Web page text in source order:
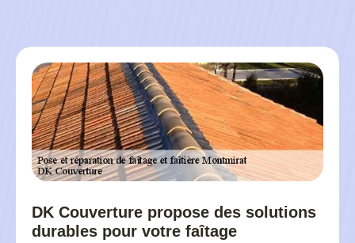
DK Couverture propose des solutions
durables pour votre faîtage